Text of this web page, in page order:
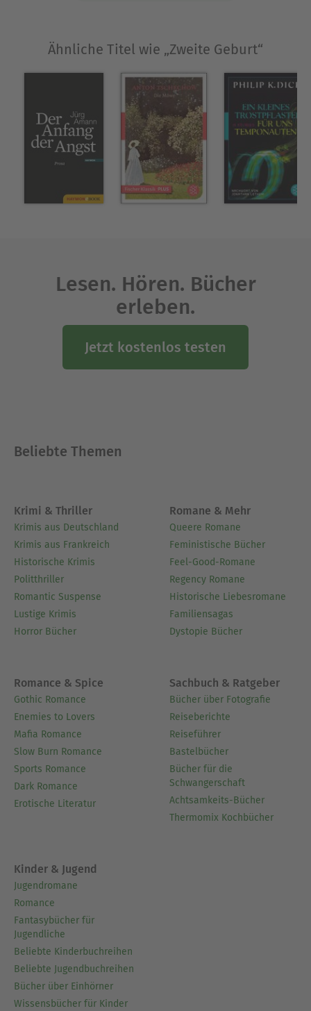
Ähnliche Titel wie „Zweite Geburt“
Lesen. Hören. Bücher
erleben.
Jetzt kostenlos testen
Beliebte Themen
Krimi & Thriller
Krimis aus Deutschland
Krimis aus Frankreich
Historische Krimis
Politthriller
Romantic Suspense
Lustige Krimis
Horror Bücher
Romane & Mehr
Queere Romane
Feministische Bücher
Feel-Good-Romane
Regency Romane
Historische Liebesromane
Familiensagas
Dystopie Bücher
Romance & Spice
Gothic Romance
Enemies to Lovers
Mafia Romance
Slow Burn Romance
Sports Romance
Dark Romance
Erotische Literatur
Sachbuch & Ratgeber
Bücher über Fotografie
Reiseberichte
Reiseführer
Bastelbücher
Bücher für die
Schwangerschaft
Achtsamkeits-Bücher
Thermomix Kochbücher
Kinder & Jugend
Jugendromane
Romance
Fantasybücher für
Jugendliche
Beliebte Kinderbuchreihen
Beliebte Jugendbuchreihen
Bücher über Einhörner
Wissensbücher für Kinder